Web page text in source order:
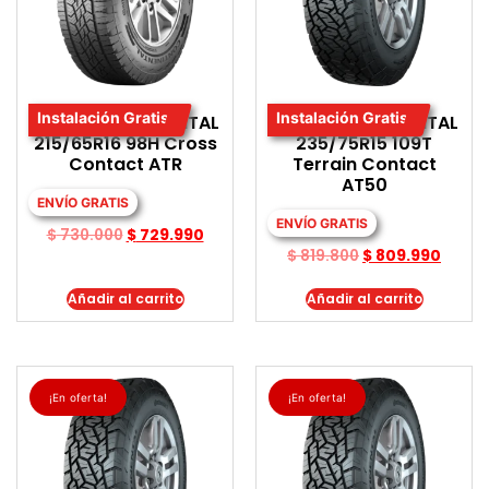
Instalación Gratis
LLANTA CONTINENTAL
215/65R16 98H Cross
Contact ATR
ENVÍO GRATIS
$730.000 $729.990
Añadir al carrito
Instalación Gratis
LLANTA CONTINENTAL
235/75R15 109T
Terrain Contact
AT50
ENVÍO GRATIS
$819.800 $ 809.990
Añadir al carrito
¡En oferta! ¡En oferta!